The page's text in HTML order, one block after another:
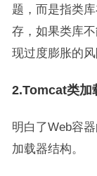
题，而是指类
存，如果类库
现过度膨胀的风
2.Tomcat类加
明白了Web容
加载器结构。